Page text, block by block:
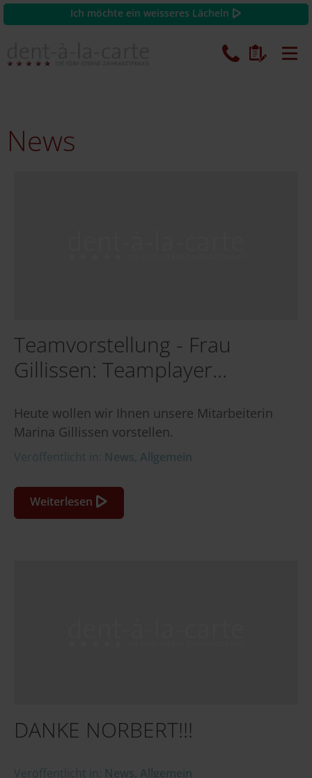
Ich möchte ein weisseres Lächeln
News
Teamvorstellung - Frau
Gillissen: Teamplayer...
Heute wollen wir Ihnen unsere Mitarbeiterin
Marina Gillissen vorstellen.
Veröffentlicht in: News, Allgemein
Weiterlesen
DANKE NORBERT!!!
Veröffentlicht in: News, Allgemein